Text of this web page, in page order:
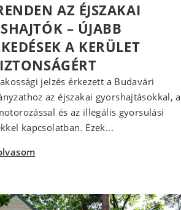
AZ ÉJSZAKAI
– ÚJABB
A KERÜLET
jelzés érkezett a Budavári
az éjszakai gyorshajtásokkal, a
és az illegális gyorsulási
kapcsolatban. Ezek...